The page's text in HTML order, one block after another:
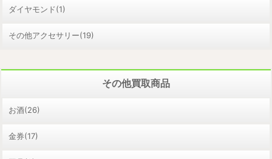
ダイヤモンド(1)
その他アクセサリー(19)
その他買取商品
お酒(26)
金券(17)